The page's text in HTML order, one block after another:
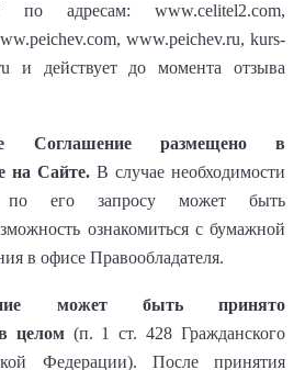
по адресам: www.celitel2.com,
www.peichev.ru, kurs-
и действует до момента отзыва
Соглашение размещено в
на Сайте. В случае необходимости
его запросу может быть
ознакомиться с бумажной
в офисе Правообладателя.
может быть принято
целом(п. 1 ст. 428 Гражданского
Федерации). После принятия